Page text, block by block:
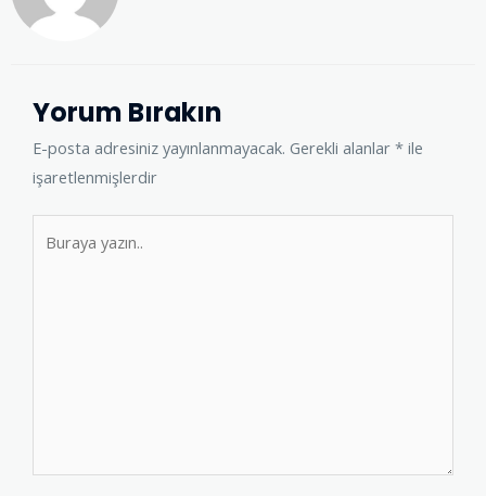
Yorum Bırakın
E-posta adresiniz yayınlanmayacak. Gerekli alanlar * ile
işaretlenmişlerdir